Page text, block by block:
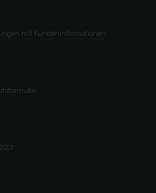
mit Kundeninformationen